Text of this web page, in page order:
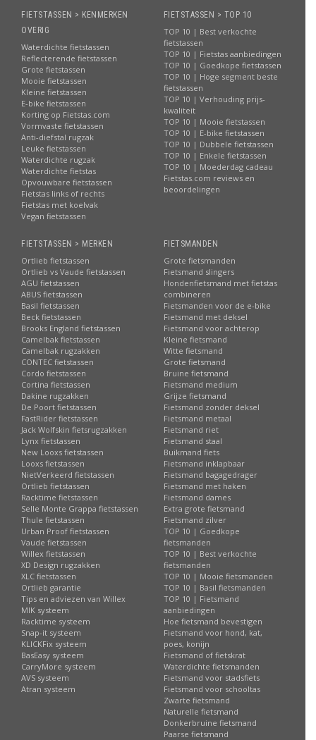
FIETSTASSEN > KENMERKEN
OVERIG
Waterdichte fietstassen
Reflecterende fietstassen
Grote fietstassen
Mooie fietstassen
Kleine fietstassen
E-bike fietstassen
Korting op Fietstas.com
Vormvaste fietstassen
Anti-diefstal rugzak
Leuke fietstassen
Waterdichte rugzak
Waterdichte fietstas
Opvouwbare fietstassen
Fietstas links of rechts
Fietstas met koelvak
Vegan fietstassen
FIETSTASSEN > TOP 10
TOP 10 | Best verkochte
fietstassen
TOP 10 | Fietstas aanbiedingen
TOP 10 | Goedkope fietstassen
TOP 10 | Hoge segment beste
fietstassen
TOP 10 | Verhouding prijs-
kwaliteit
TOP 10 | Mooie fietstassen
TOP 10 | E-bike fietstassen
TOP 10 | Dubbele fietstassen
TOP 10 | Enkele fietstassen
TOP 10 | Moederdag cadeau
Fietstas.com reviews en
beoordelingen
FIETSTASSEN > MERKEN
Ortlieb fietstassen
Ortlieb vs Vaude fietstassen
AGU fietstassen
ABUS fietstassen
Basil fietstassen
Beck fietstassen
Brooks England fietstassen
Camelbak fietstassen
Camelbak rugzakken
CONTEC fietstassen
Cordo fietstassen
Cortina fietstassen
Dakine rugzakken
De Poort fietstassen
FastRider fietstassen
Jack Wolfskin fietsrugzakken
Lynx fietstassen
New Looxs fietstassen
Looxs fietstassen
NietVerkeerd fietstassen
Ortlieb fietstassen
Racktime fietstassen
Selle Monte Grappa fietstassen
Thule fietstassen
Urban Proof fietstassen
Vaude fietstassen
Willex fietstassen
XD Design rugzakken
XLC fietstassen
Ortlieb garantie
Tips en adviezen van Willex
MIK systeem
Racktime systeem
Snap-it systeem
KLICKFix systeem
BasEasy systeem
CarryMore systeem
AVS systeem
Atran systeem
FIETSMANDEN
Grote fietsmanden
Fietsmand slingers
Hondenfietsmand met fietstas
combineren
Fietsmanden voor de e-bike
Fietsmand met deksel
Fietsmand voor achterop
Kleine fietsmand
Witte fietsmand
Grote fietsmand
Bruine fietsmand
Fietsmand medium
Grijze fietsmand
Fietsmand zonder deksel
Fietsmand metaal
Fietsmand riet
Fietsmand staal
Buikmand fiets
Fietsmand inklapbaar
Fietsmand bagagedrager
Fietsmand met haken
Fietsmand dames
Extra grote fietsmand
Fietsmand zilver
TOP 10 | Goedkope
fietsmanden
TOP 10 | Best verkochte
fietsmanden
TOP 10 | Mooie fietsmanden
TOP 10 | Basil fietsmanden
TOP 10 | Fietsmand
aanbiedingen
Hoe fietsmand bevestigen
Fietsmand voor hond, kat,
poes, konijn
Fietsmand of fietskrat
Waterdichte fietsmanden
Fietsmand voor stadsfiets
Fietsmand voor schooltas
Zwarte fietsmand
Naturelle fietsmand
Donkerbruine fietsmand
Paarse fietsmand